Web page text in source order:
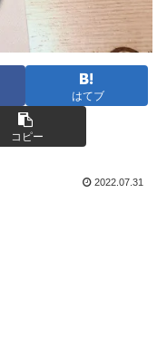
はてブ
コピー
2022.07.31